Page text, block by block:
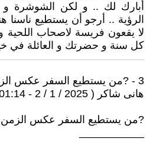
أبارك لك .. و لكن الشوشرة و
الرؤية .. أرجو أن يستطيع ناسنا
لا يقعون فريسة لاصحاب اللحية
كل سنة و حضرتك و العائلة في
3 - ?من يستطيع السفر عكس الزمن
هانى شاكر ( 2025 / 1 / 2 - 01:14 )
?من يستطيع السفر عكس الزمن